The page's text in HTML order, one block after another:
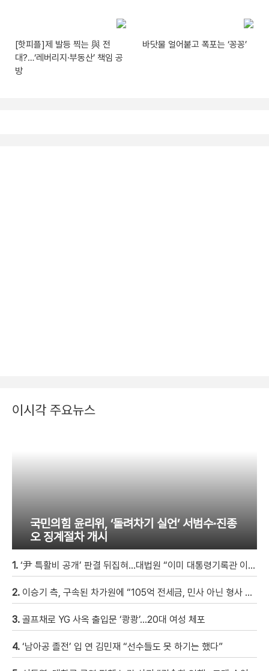
[핫피플]제 발등 찍는 與 전
대?…‘레버리지·부동산’ 책임 공
방
바닷물 얼어붙고 폭포는 ‘꽁꽁’
이시각 주요뉴스
국민의힘 윤리위, ‘돌려차기 실언’ 서범수·진종
오 징계절차 개시
1. ‘尹 특활비 공개’ 판결 뒤집혀…대법원 “이미 대통령기록관 이관”
2. 이승기 측, 구속된 차가원에 “105억 전세금, 민사 아닌 형사 범죄…엄벌 원해” [자막뉴스]
3. 골프채로 YG 사옥 출입문 ‘쾅쾅’…20대 여성 체포
4. ‘남아공 졸전’ 입 연 김민재 “선수들도 못 하기는 했다”